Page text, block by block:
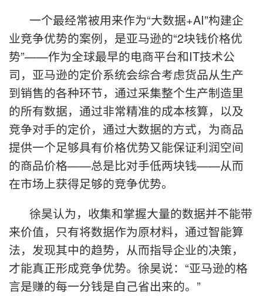
一个最经常被用来作为“大数据+AI”构建企
业竞争优势的案例，是亚马逊的“2块钱价格优
势”——作为全球最早的电商平台和IT技术公
司，亚马逊的定价系统会综合考虑货品从生产
到销售的各种环节，通过采集整个生产制造里
的所有数据，通过非常精准的成本核算，以及
竞争对手的定价，通过大数据的方式，为商品
提供一个足够具有价格优势又能保证利润空间
的商品价格——总是比对手低两块钱——从而
在市场上获得足够的竞争优势。
徐昊认为，收集和掌握大量的数据并不能带
来价值，只有将数据作为原材料，通过智能算
法，发现其中的趋势，从而指导企业的决策，
才能真正形成竞争优势。徐昊说：“亚马逊的格
言是赚的每一分钱是自己省出来的。”